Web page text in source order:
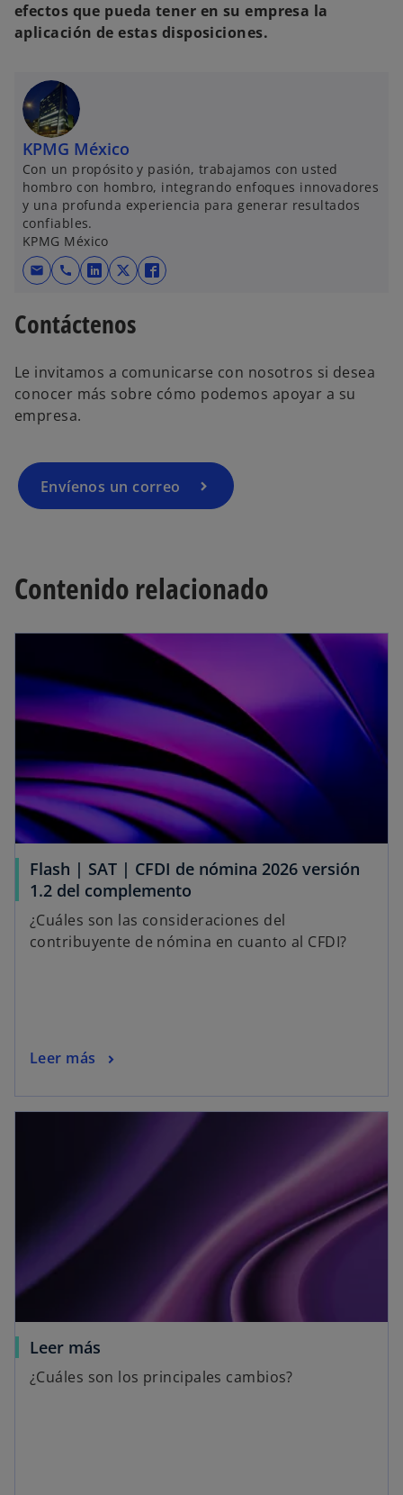
efectos que pueda tener en su empresa la
aplicación de estas disposiciones.
KPMG México
Con un propósito y pasión, trabajamos con usted
hombro con hombro, integrando enfoques innovadores
y una profunda experiencia para generar resultados
confiables.
KPMG México
mail call
s
a
r
e
a
t
a
u
e
v
s
a
r
e
a
t
a
u
v
s
r
e
a
t
a
a
e
a
Contáctenos
Le invitamos a comunicarse con nosotros si desea
conocer más sobre cómo podemos apoyar a su
empresa.
Envíenos un correo
Contenido relacionado
Flash | SAT | CFDI de nómina 2026 versión
1.2 del complemento
¿Cuáles son las consideraciones del
contribuyente de nómina en cuanto al CFDI?
Leer más
Leer más
¿Cuáles son los principales cambios?